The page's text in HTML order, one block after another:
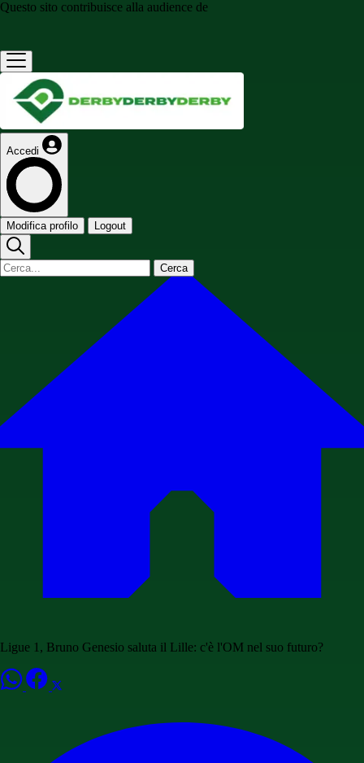
Questo sito contribuisce alla audience de
Accedi
Modifica profilo Logout
Cerca
Ligue 1, Bruno Genesio saluta il Lille: c'è l'OM nel suo futuro?